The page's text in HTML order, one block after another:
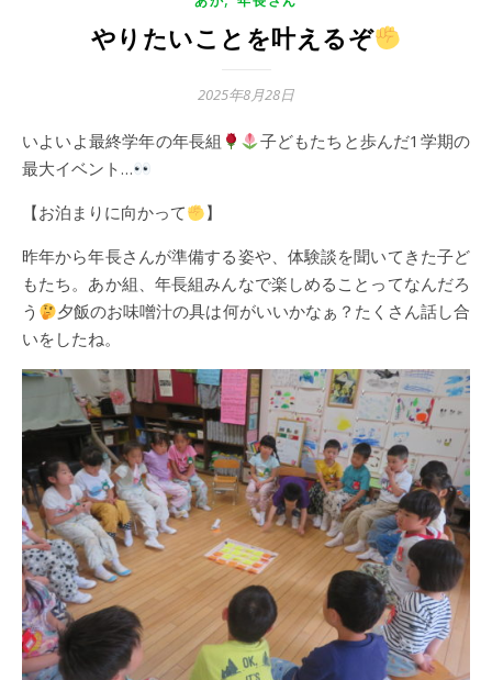
やりたいことを叶えるぞ
2025年8月28日
いよいよ最終学年の年長組
子どもたちと歩んだ1学期の
最大イベント…
【お泊まりに向かって
】
昨年から年長さんが準備する姿や、体験談を聞いてきた子ど
もたち。あか組、年長組みんなで楽しめることってなんだろ
う
夕飯のお味噌汁の具は何がいいかなぁ？たくさん話し合
いをしたね。